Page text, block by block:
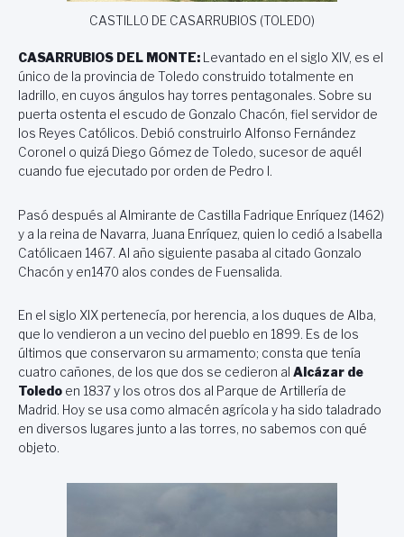
CASTILLO DE CASARRUBIOS (TOLEDO)
CASARRUBIOS DEL MONTE: Levantado en el siglo XIV, es el
único de la provincia de Toledo construido totalmente en
ladrillo, en cuyos ángulos hay torres pentagonales. Sobre su
puerta ostenta el escudo de Gonzalo Chacón, fiel servidor de
los Reyes Católicos. Debió construirlo Alfonso Fernández
Coronel o quizá Diego Gómez de Toledo, sucesor de aquél
cuando fue ejecutado por orden de Pedro I.
Pasó después al Almirante de Castilla Fadrique Enríquez (1462)
y a la reina de Navarra, Juana Enríquez, quien lo cedió a Isabella
Católicaen 1467. Al año siguiente pasaba al citado Gonzalo
Chacón y en1470 alos condes de Fuensalida.
En el siglo XIX pertenecía, por herencia, a los duques de Alba,
que lo vendieron a un vecino del pueblo en 1899. Es de los
últimos que conservaron su armamento; consta que tenía
cuatro cañones, de los que dos se cedieron al Alcázar de
Toledo en 1837 y los otros dos al Parque de Artillería de
Madrid. Hoy se usa como almacén agrícola y ha sido taladrado
en diversos lugares junto a las torres, no sabemos con qué
objeto.